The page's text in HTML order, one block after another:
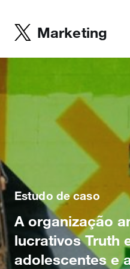
Marketing
Estudo de caso
A organização
lucrativos Truth
adolescentes e